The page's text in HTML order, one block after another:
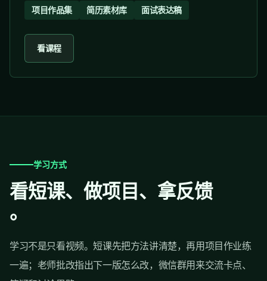
项目作品集 简历素材库 面试表达稿
看课程
学习方式
看短课、做项目、拿反馈
。
学习不是只看视频。短课先把方法讲清楚，再用项目作业练
一遍；老师批改指出下一版怎么改，微信群用来交流卡点、